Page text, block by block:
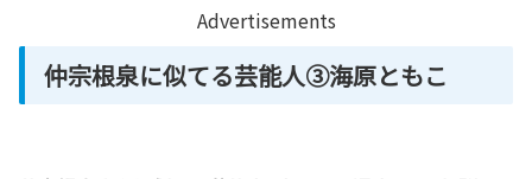
Advertisements
仲宗根泉に似てる芸能人③海原ともこ